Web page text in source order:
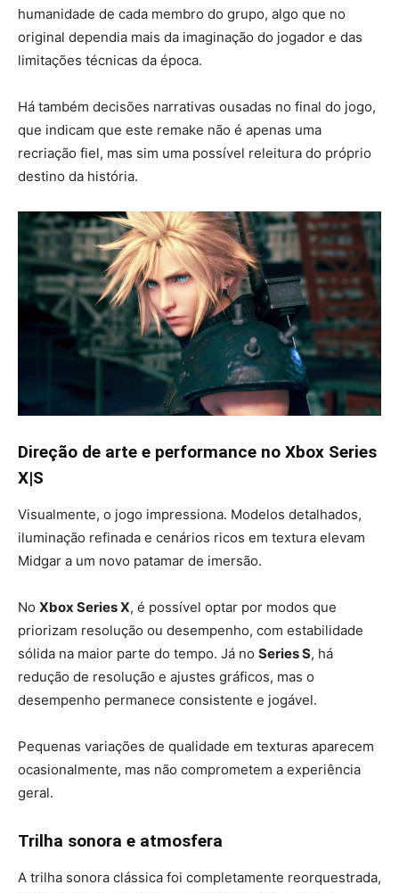
humanidade de cada membro do grupo, algo que no
original dependia mais da imaginação do jogador e das
limitações técnicas da época.
Há também decisões narrativas ousadas no final do jogo,
que indicam que este remake não é apenas uma
recriação fiel, mas sim uma possível releitura do próprio
destino da história.
Direção de arte e performance no Xbox Series
X|S
Visualmente, o jogo impressiona. Modelos detalhados,
iluminação refinada e cenários ricos em textura elevam
Midgar a um novo patamar de imersão.
No Xbox Series X, é possível optar por modos que
priorizam resolução ou desempenho, com estabilidade
sólida na maior parte do tempo. Já no Series S, há
redução de resolução e ajustes gráficos, mas o
desempenho permanece consistente e jogável.
Pequenas variações de qualidade em texturas aparecem
ocasionalmente, mas não comprometem a experiência
geral.
Trilha sonora e atmosfera
A trilha sonora clássica foi completamente reorquestrada,